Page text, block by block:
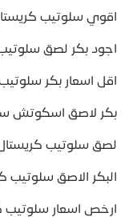
اقوي سلوتيب
اجود بكر لصق
اقل اسعار بكر
بكر لاصق اسكوتش
لصق سلوتيب
البكر الاصق
ارخص اسعار سلوتيب